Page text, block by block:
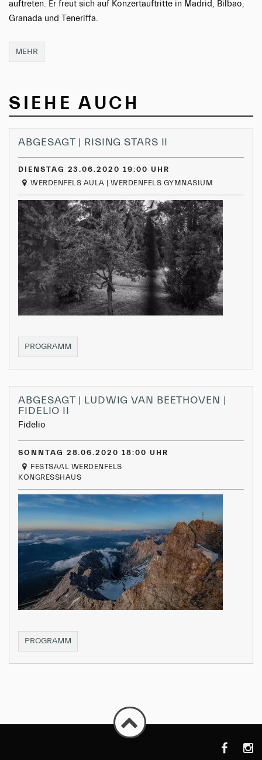
auftreten. Er freut sich auf Konzertauftritte in Madrid, Bilbao,
Granada und Teneriffa.
MEHR
SIEHE AUCH
ABGESAGT | RISING STARS II
DIENSTAG 23.06.2020 19:00 UHR
WERDENFELS AULA | WERDENFELS GYMNASIUM
PROGRAMMABGESAGT
|
RISING
ABGESAGT | LUDWIG VAN BEETHOVEN |
FIDELIO II
Fidelio
SONNTAG 28.06.2020 18:00 UHR
FESTSAAL WERDENFELS
KONGRESSHAUS
PROGRAMMABGESAGT
|
LUDWIG